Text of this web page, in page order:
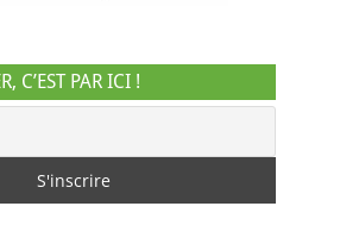
C’EST PAR ICI !